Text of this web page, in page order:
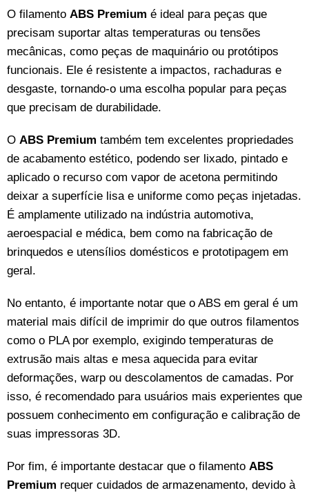
O filamento ABS Premium é ideal para peças que
precisam suportar altas temperaturas ou tensões
mecânicas, como peças de maquinário ou protótipos
funcionais. Ele é resistente a impactos, rachaduras e
desgaste, tornando-o uma escolha popular para peças
que precisam de durabilidade.
O ABS Premium também tem excelentes propriedades
de acabamento estético, podendo ser lixado, pintado e
aplicado o recurso com vapor de acetona permitindo
deixar a superfície lisa e uniforme como peças injetadas.
É amplamente utilizado na indústria automotiva,
aeroespacial e médica, bem como na fabricação de
brinquedos e utensílios domésticos e prototipagem em
geral.
No entanto, é importante notar que o ABS em geral é um
material mais difícil de imprimir do que outros filamentos
como o PLA por exemplo, exigindo temperaturas de
extrusão mais altas e mesa aquecida para evitar
deformações, warp ou descolamentos de camadas. Por
isso, é recomendado para usuários mais experientes que
possuem conhecimento em configuração e calibração de
suas impressoras 3D.
Por fim, é importante destacar que o filamento ABS
Premium requer cuidados de armazenamento, devido à